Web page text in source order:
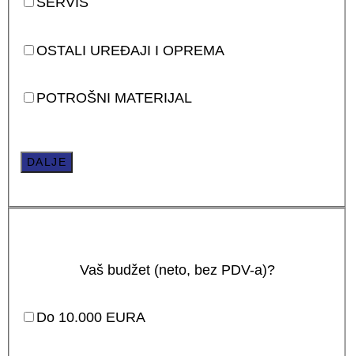
OSTALI UREĐAJI I OPREMA
POTROŠNI MATERIJAL
DALJE
Vaš budžet (neto, bez PDV-a)?
Do 10.000 EURA